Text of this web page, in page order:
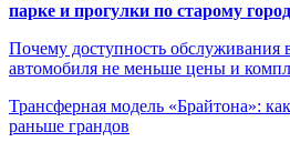
парке и прогулки по старому
Почему доступность обслуживания
автомобиля не меньше цены и
Трансферная модель «Брайтона»:
раньше грандов